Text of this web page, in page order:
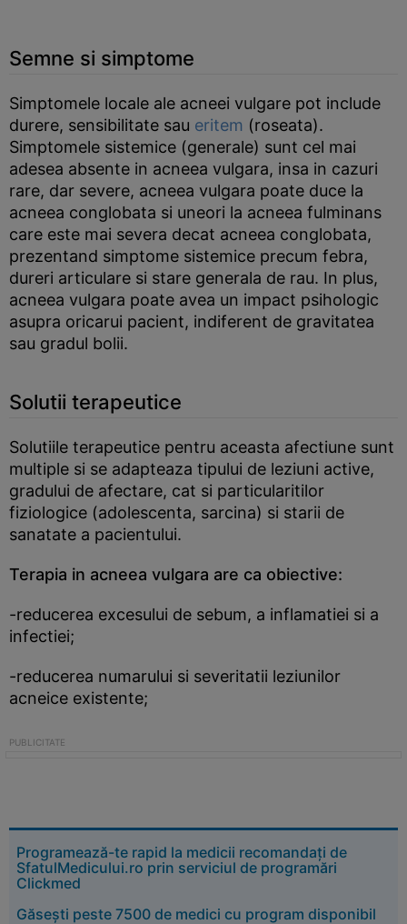
Semne si simptome
Simptomele locale ale acneei vulgare pot include
durere, sensibilitate sau eritem (roseata).
Simptomele sistemice (generale) sunt cel mai
adesea absente in acneea vulgara, insa in cazuri
rare, dar severe, acneea vulgara poate duce la
acneea conglobata si uneori la acneea fulminans
care este mai severa decat acneea conglobata,
prezentand simptome sistemice precum febra,
dureri articulare si stare generala de rau. In plus,
acneea vulgara poate avea un impact psihologic
asupra oricarui pacient, indiferent de gravitatea
sau gradul bolii.
Solutii terapeutice
Solutiile terapeutice pentru aceasta afectiune sunt
multiple si se adapteaza tipului de leziuni active,
gradului de afectare, cat si particularitilor
fiziologice (adolescenta, sarcina) si starii de
sanatate a pacientului.
Terapia in acneea vulgara are ca obiective:
-reducerea excesului de sebum, a inflamatiei si a
infectiei;
-reducerea numarului si severitatii leziunilor
acneice existente;
Programează-te rapid la medicii recomandați de
SfatulMedicului.ro prin serviciul de programări
Clickmed
Găsești peste 7500 de medici cu program disponibil